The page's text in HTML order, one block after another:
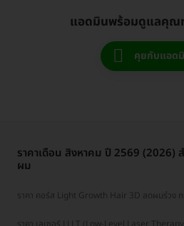
แอดมินพร้อมดูแลคุณ
คุยกับแอด
ราคาเดือน สิงหาคม ปี 2569 (2026)
ผม
ราคา คอร์ส Light Growth Hair 3D ลดผมร่วง ก